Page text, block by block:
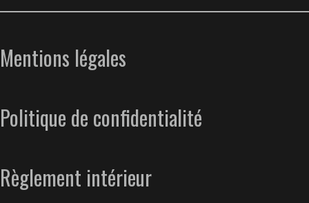
Mentions légales
Politique de confidentialité
Règlement intérieur